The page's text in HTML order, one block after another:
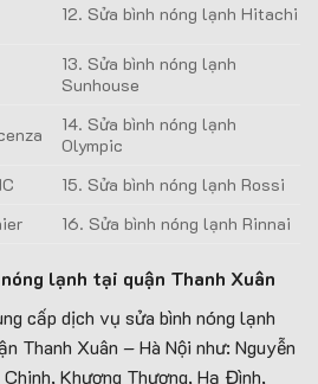
12. Sửa bình nóng lạnh Hitachi
13. Sửa bình nóng lạnh
Sunhouse
14. Sửa bình nóng lạnh
Olympic
15. Sửa bình nóng lạnh Rossi
16. Sửa bình nóng lạnh Rinnai
lạnh tại quận Thanh Xuân
cấp dịch vụ sửa bình nóng lạnh
Thanh Xuân – Hà Nội như: Nguyễn
Khương Thượng, Hạ Đình,